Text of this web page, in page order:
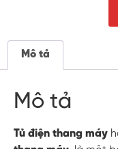
Mô tả
Mô tả
Tủ điện thang máy